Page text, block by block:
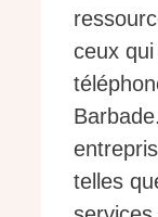
ceux
telles